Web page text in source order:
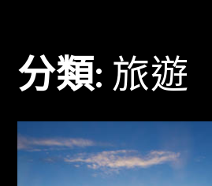
分類: 旅遊